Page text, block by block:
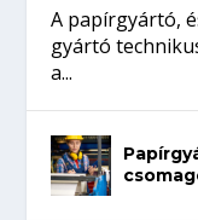
A papírgyártó,
gyártó
a...